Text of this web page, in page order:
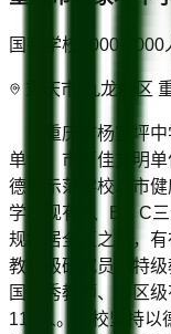
国有学校 2000-3000
重庆市/九龙坡区
重庆市杨家坪中
单位、市百佳文明单
德育示范学校、市
学校现有A、B、C
规模居全区之首，
教授级研究员、特
国优秀教师、市区
118人。学校坚持以